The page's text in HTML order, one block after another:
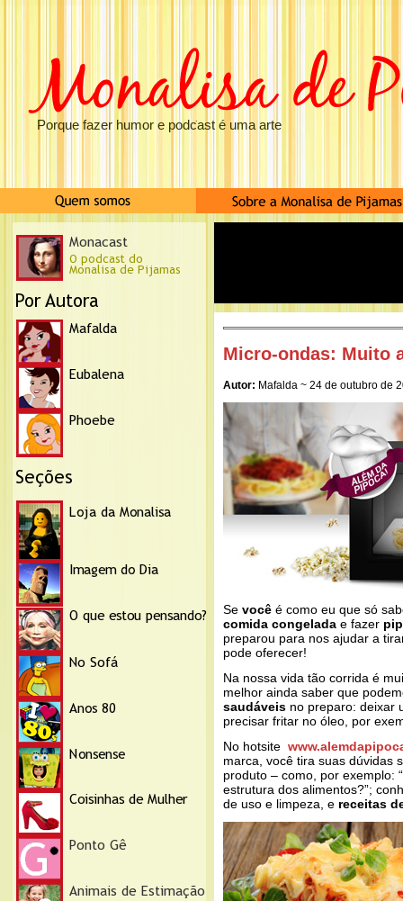
Porque fazer humor e podcast é uma arte
Micro-ondas: Muito
Autor: Mafalda ~ 24 de outubro de
Se você é como eu que só
comida congelada e fazer
preparou para nos ajudar a
pode oferecer!
Na nossa vida tão corrida é
melhor ainda saber que
saudáveis no preparo: deixar
precisar fritar no óleo, por
No hotsite
marca, você tira suas dúvidas
produto – como, por exemplo:
estrutura dos alimentos?”;
de uso e limpeza, e receitas